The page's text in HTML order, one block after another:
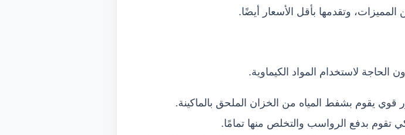
وتقدمها بأقل الأسعار أيضًا.
لاستخدام المواد الكيماوية.
قوي يقوم بشفط المياه من الخزان الملحق بالماكينة.
بدفع الرواسب والتخلص منها تمامًا.